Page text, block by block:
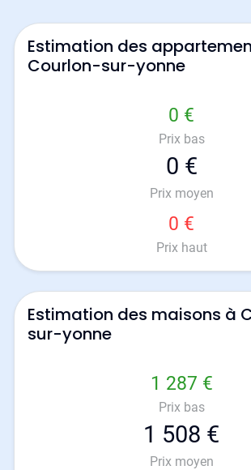
Estimation des
Courlon-sur-yonne
0 €
Prix bas
0 €
Prix moyen
0 €
Prix haut
Estimation des maisons à
sur-yonne
1 287 €
Prix bas
1 508 €
Prix moyen